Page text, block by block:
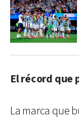
El récord que
La marca que